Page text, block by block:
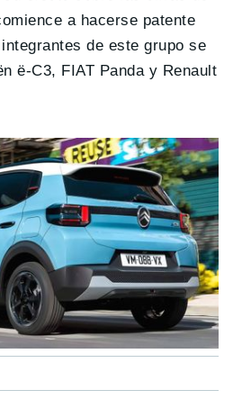
a hacerse patente
de este grupo se
ë-C3, FIAT Panda y Renault